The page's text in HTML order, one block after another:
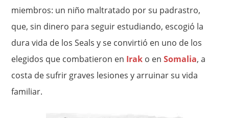
miembros: un niño maltratado por su padrastro,
que, sin dinero para seguir estudiando, escogió la
dura vida de los Seals y se convirtió en uno de los
elegidos que combatieron en Irak o enSomalia, a
costa de sufrir graves lesiones y arruinar su vida
familiar.